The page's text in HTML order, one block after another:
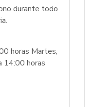
durante todo
horas Martes,
14:00 horas